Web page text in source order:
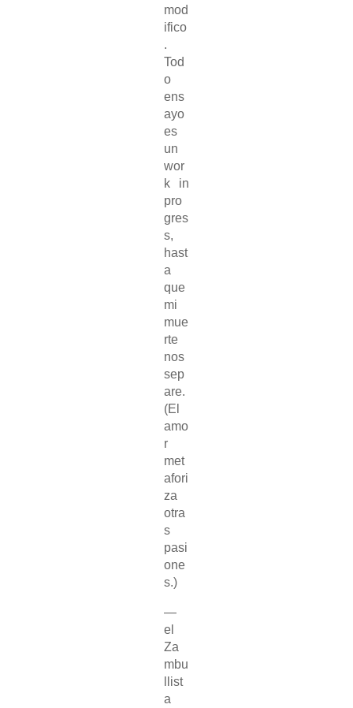
mod
ifico
.
Tod
o
ens
ayo
es
un
wor
k in
pro
gres
s,
hast
a
que
mi
mue
rte
nos
sep
are.
(El
amo
r
met
afori
za
otra
s
pasi
one
s.)
—
el
Za
mbu
llist
a